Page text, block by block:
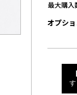
最大購入
オプショ